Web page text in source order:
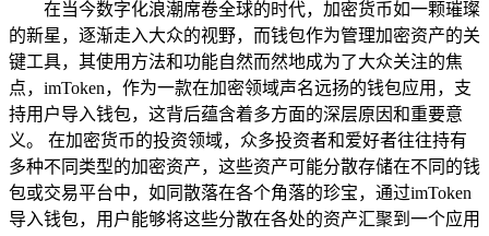
在当今数字化浪潮席卷全球的时代，加密货币如一颗璀璨
的新星，逐渐走入大众的视野，而钱包作为管理加密资产的关
键工具，其使用方法和功能自然而然地成为了大众关注的焦
点，imToken，作为一款在加密领域声名远扬的钱包应用，支
持用户导入钱包，这背后蕴含着多方面的深层原因和重要意
义。 在加密货币的投资领域，众多投资者和爱好者往往持有
多种不同类型的加密资产，这些资产可能分散存储在不同的钱
包或交易平台中，如同散落在各个角落的珍宝，通过imToken
导入钱包，用户能够将这些分散在各处的资产汇聚到一个应用